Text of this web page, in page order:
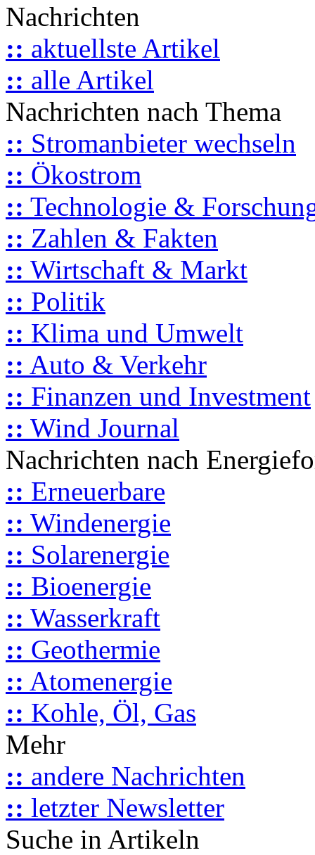
Nachrichten
:: aktuellste Artikel
:: alle Artikel
Nachrichten nach Thema
:: Stromanbieter wechseln
:: Ökostrom
:: Technologie &
:: Zahlen & Fakten
:: Wirtschaft & Markt
:: Politik
:: Klima und Umwelt
:: Auto & Verkehr
:: Finanzen und Investment
:: Wind Journal
Nachrichten nach
:: Erneuerbare
:: Windenergie
:: Solarenergie
:: Bioenergie
:: Wasserkraft
:: Geothermie
:: Atomenergie
:: Kohle, Öl, Gas
Mehr
:: andere Nachrichten
:: letzter Newsletter
Suche in Artikeln